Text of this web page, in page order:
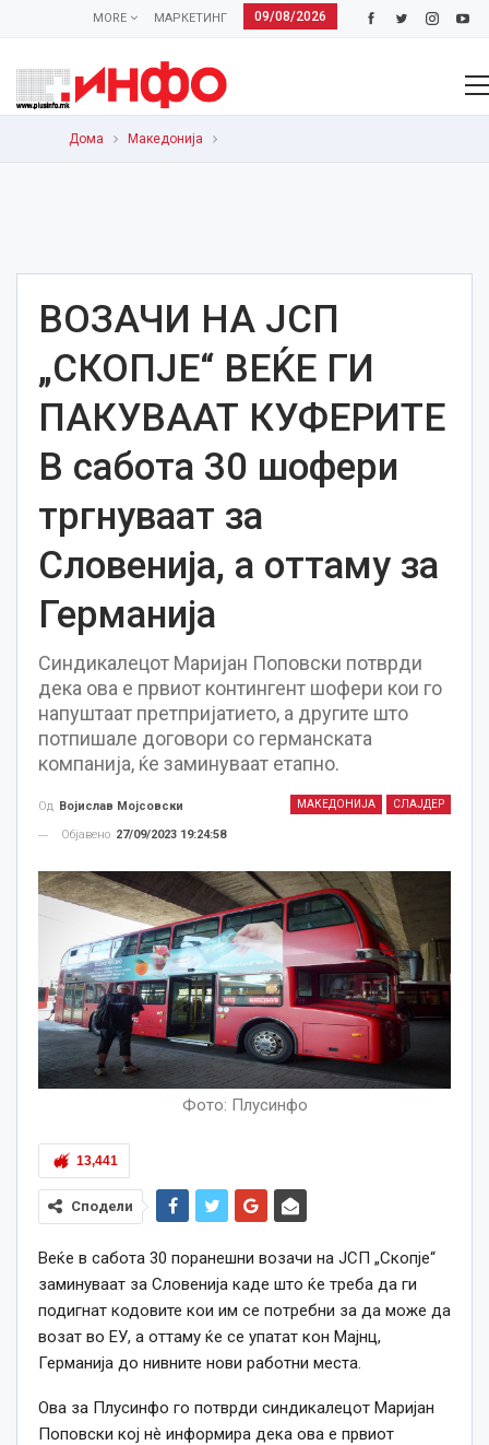
09/08/2026
МАРКЕТИНГ
MORE
Дома Македонија
ВОЗАЧИ НА ЈСП
„СКОПЈЕ“ ВЕЌЕ ГИ
ПАКУВААТ КУФЕРИТЕ
В сабота 30 шофери
тргнуваат за
Словенија, а оттаму за
Германија
Синдикалецот Маријан Поповски потврди
дека ова е првиот контингент шофери кои го
напуштаат претпријатието, а другите што
потпишале договори со германската
компанија, ќе заминуваат етапно.
МАКЕДОНИЈА СЛАЈДЕР
Од Војислав Мојсовски
Објавено 27/09/2023 19:24:58
Фото: Плусинфо
13,441
Сподели
Веќе в сабота 30 поранешни возачи на ЈСП „Скопје“
заминуваат за Словенија каде што ќе треба да ги
подигнат кодовите кои им се потребни за да може да
возат во ЕУ, а оттаму ќе се упатат кон Мајнц,
Германија до нивните нови работни места.
Ова за Плусинфо го потврди синдикалецот Маријан
Поповски кој нè информира дека ова е првиот